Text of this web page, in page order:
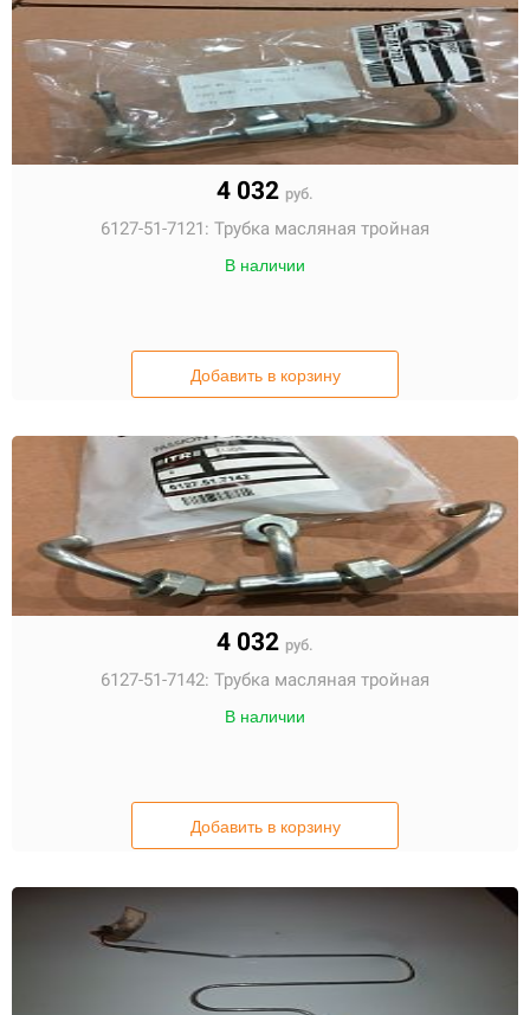
4 032 руб.
6127-51-7121: Трубка масляная тройная
В наличии
Добавить в корзину
4 032 руб.
6127-51-7142: Трубка масляная тройная
В наличии
Добавить в корзину